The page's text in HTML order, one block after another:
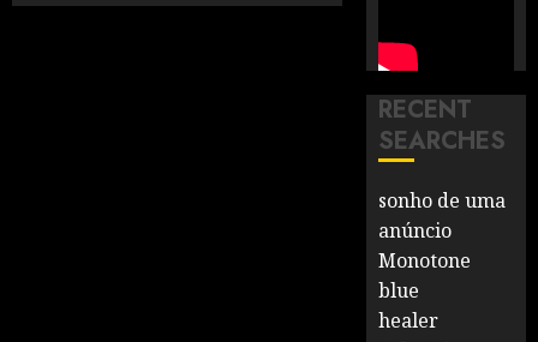
RECENT
SEARCHES
sonho de uma
anúncio
Monotone
blue
healer